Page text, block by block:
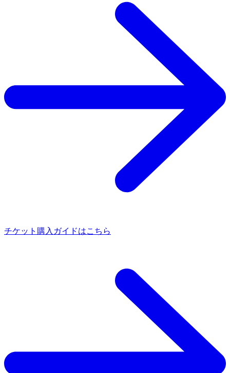
チケット購入ガイドはこちら